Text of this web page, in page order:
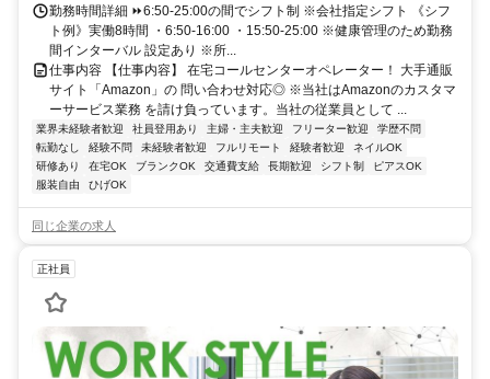
勤務時間詳細 ⏩6:50-25:00の間でシフト制 ※会社指定シフト 《シフ
ト例》実働8時間 ・6:50-16:00 ・15:50-25:00 ※健康管理のため勤務
間インターバル 設定あり ※所...
仕事内容 【仕事内容】 在宅コールセンターオペレーター！ 大手通販
サイト「Amazon」の 問い合わせ対応◎ ※当社はAmazonのカスタマ
ーサービス業務 を請け負っています。当社の従業員として ...
業界未経験者歓迎 社員登用あり 主婦・主夫歓迎 フリーター歓迎
学歴不問
転勤なし
経験不問 未経験者歓迎 フルリモート 経験者歓迎
ネイルOK
研修あり
在宅OK ブランクOK 交通費支給 長期歓迎 シフト制
ピアスOK
服装自由
ひげOK
同じ企業の求人
正社員